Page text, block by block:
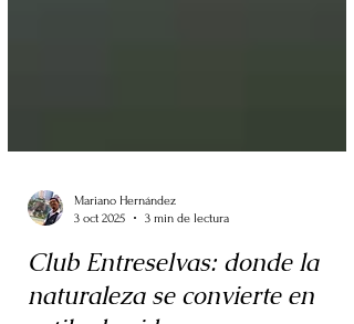
Mariano Hernández
3 oct 2025
3 min de lectura